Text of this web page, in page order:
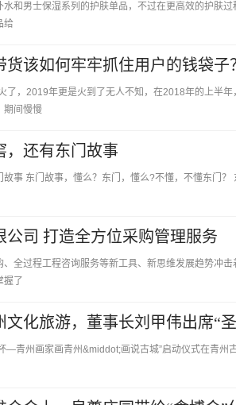
水和男士保湿系列的护肤单品，不过在更高效的护肤
给
货该如何牢牢抓住用户的钱袋子
了，2019年更是火到了无人不知，在2018年的上半
期间慢慢
，还有东门故事
事 东门故事，懂么？东门，懂么?不懂，不懂东门
公司 打造全方位采购管理服务
全过程工程咨询服务等新工具、新思维发展趋势冲
握了
文化旅游，董事长刘甲伟出席
—青州画家画青州&middot;画说古城”启动仪式在青